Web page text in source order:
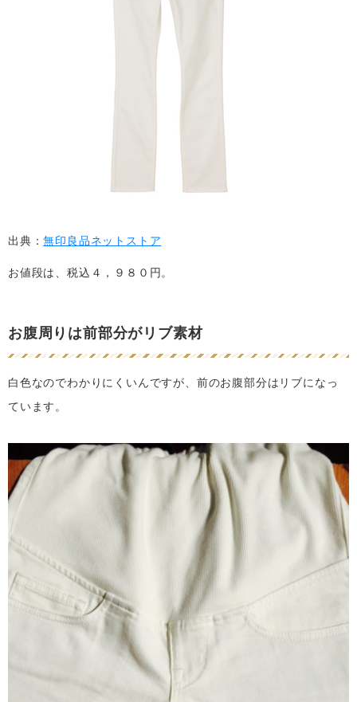
出典：無印良品ネットストア
お値段は、税込４，９８０円。
お腹周りは前部分がリブ素材
白色なのでわかりにくいんですが、前のお腹部分はリブになっ
ています。